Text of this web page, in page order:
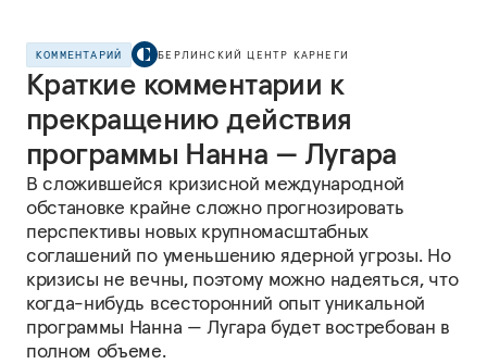
КОММЕНТАРИЙ БЕРЛИНСКИЙ ЦЕНТР КАРНЕГИ
Краткие комментарии к
прекращению действия
программы Нанна — Лугара
В сложившейся кризисной международной
обстановке крайне сложно прогнозировать
перспективы новых крупномасштабных
соглашений по уменьшению ядерной угрозы. Но
кризисы не вечны, поэтому можно надеяться, что
когда-нибудь всесторонний опыт уникальной
программы Нанна — Лугара будет востребован в
полном объеме.